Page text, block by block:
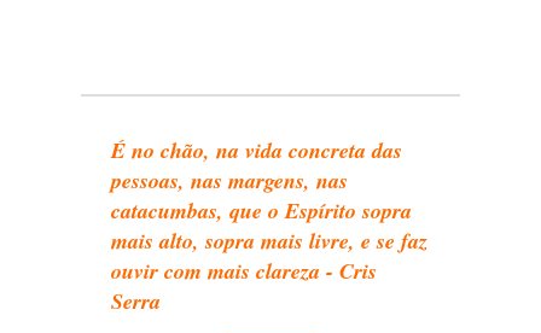
É no chão, na vida concreta das
pessoas, nas margens, nas
catacumbas, que o Espírito sopra
mais alto, sopra mais livre, e se faz
ouvir com mais clareza - Cris
Serra